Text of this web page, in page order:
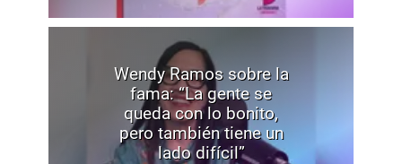
Wendy Ramos sobre la
fama: “La gente se
queda con lo bonito,
pero también tiene un
lado difícil”